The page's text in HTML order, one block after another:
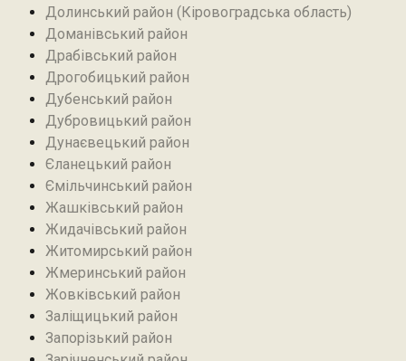
Долинський район (Кіровоградська область)
Доманівський район‎
Драбівський район‎
Дрогобицький район
Дубенський район
Дубровицький район‎
Дунаєвецький район
Єланецький район‎
Ємільчинський район
Жашківський район
Жидачівський район
Житомирський район
Жмеринський район
Жовківський район
Заліщицький район‎
Запорізький район